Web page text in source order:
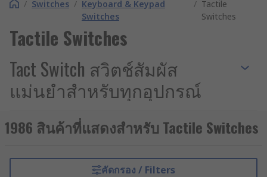
/ Switches / Keyboard & Keypad
Switches
/ Tactile
Switches
Tactile Switches
Tact Switch สวิตช์สัมผัส
แม่นยำสำหรับทุกอุปกรณ์
ชื่อ Tact Switch และสวิตช์สัมผัสไฟฟ้า เป็นสวิตช์ไฟฟ้า
เชิงกลแบบเปิด-ปิดที่ทำงานชั่วคราว (Momentary
1986 สินค้าที่แสดงสำหรับ Tactile Switches
คัดกรอง / Filters